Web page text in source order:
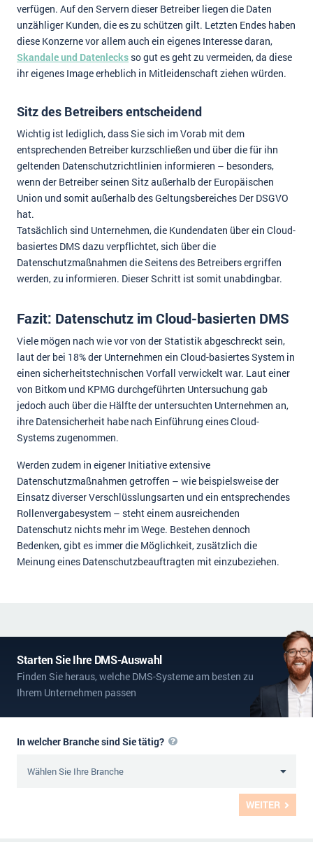
verfügen. Auf den Servern dieser Betreiber liegen die Daten
unzähliger Kunden, die es zu schützen gilt. Letzten Endes haben
diese Konzerne vor allem auch ein eigenes Interesse daran,
Skandale und Datenlecks so gut es geht zu vermeiden, da diese
ihr eigenes Image erheblich in Mitleidenschaft ziehen würden.
Sitz des Betreibers entscheidend
Wichtig ist lediglich, dass Sie sich im Vorab mit dem
entsprechenden Betreiber kurzschließen und über die für ihn
geltenden Datenschutzrichtlinien informieren – besonders,
wenn der Betreiber seinen Sitz außerhalb der Europäischen
Union und somit außerhalb des Geltungsbereiches Der DSGVO
hat.
Tatsächlich sind Unternehmen, die Kundendaten über ein Cloud-
basiertes DMS dazu verpflichtet, sich über die
Datenschutzmaßnahmen die Seitens des Betreibers ergriffen
werden, zu informieren. Dieser Schritt ist somit unabdingbar.
Fazit: Datenschutz im Cloud-basierten DMS
Viele mögen nach wie vor von der Statistik abgeschreckt sein,
laut der bei 18% der Unternehmen ein Cloud-basiertes System in
einen sicherheitstechnischen Vorfall verwickelt war. Laut einer
von Bitkom und KPMG durchgeführten Untersuchung gab
jedoch auch über die Hälfte der untersuchten Unternehmen an,
ihre Datensicherheit habe nach Einführung eines Cloud-
Systems zugenommen.
Werden zudem in eigener Initiative extensive
Datenschutzmaßnahmen getroffen – wie beispielsweise der
Einsatz diverser Verschlüsslungsarten und ein entsprechendes
Rollenvergabesystem – steht einem ausreichenden
Datenschutz nichts mehr im Wege. Bestehen dennoch
Bedenken, gibt es immer die Möglichkeit, zusätzlich die
Meinung eines Datenschutzbeauftragten mit einzubeziehen.
Starten Sie Ihre DMS-Auswahl
Finden Sie heraus, welche DMS-Systeme am besten zu
Ihrem Unternehmen passen
WEITER
In welcher Branche sind Sie tätig?